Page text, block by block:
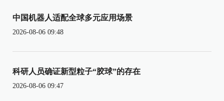
中国机器人适配全球多元应用场景
2026-08-06 09:48
科研人员确证新型粒子“胶球”的存在
2026-08-06 09:47